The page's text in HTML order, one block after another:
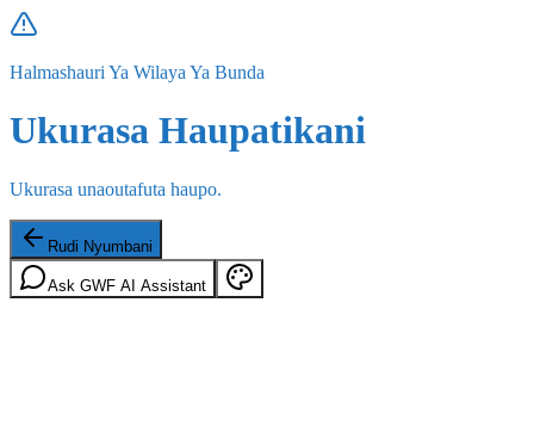
Halmashauri Ya Wilaya Ya Bunda
Ukurasa Haupatikani
Ukurasa unaoutafuta haupo.
Rudi Nyumbani
Ask GWF AI Assistant